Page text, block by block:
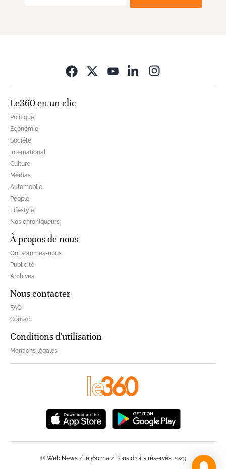
Le360 en un clic
Politique
Economie
Société
International
Culture
Médias
Automobile
People
Lifestyle
Nos chroniqueurs
À propos de nous
Qui sommes-nous
Publicité
Archives
Nous contacter
FAQ
Contact
Conditions d'utilisation
Mentions légales
© Web News / le360.ma / Tous droits réservés 2023